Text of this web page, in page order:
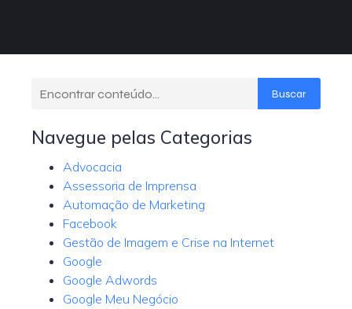
Buscar
Navegue pelas Categorias
Advocacia
Assessoria de Imprensa
Automação de Marketing
Facebook
Gestão de Imagem e Crise na Internet
Google
Google Adwords
Google Meu Negócio